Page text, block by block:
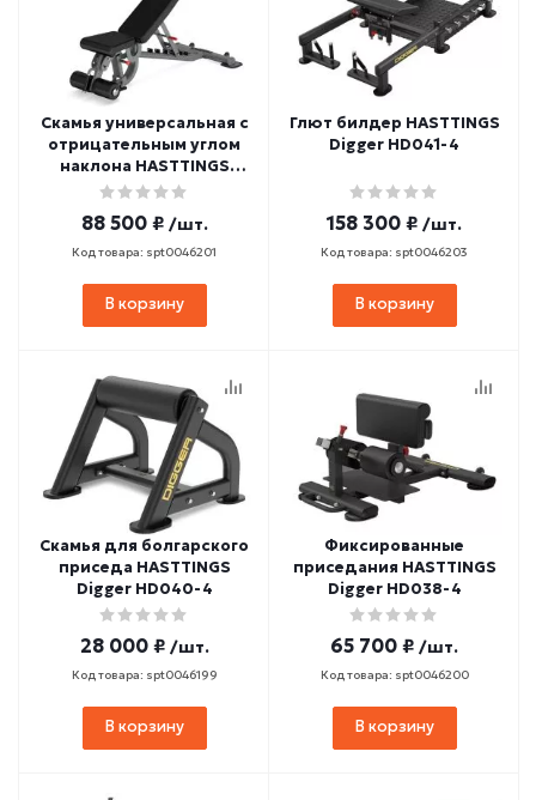
Скамья универсальная с
отрицательным углом
наклона HASTTINGS
Digger HD020-6
88 500 ₽ /шт.
Код товара: spt0046201
В корзину
Глют билдер HASTTINGS
Digger HD041-4
158 300 ₽ /шт.
Код товара: spt0046203
В корзину
Скамья для болгарского
приседа HASTTINGS
Digger HD040-4
28 000 ₽ /шт.
Код товара: spt0046199
В корзину
Фиксированные
приседания HASTTINGS
Digger HD038-4
65 700 ₽ /шт.
Код товара: spt0046200
В корзину